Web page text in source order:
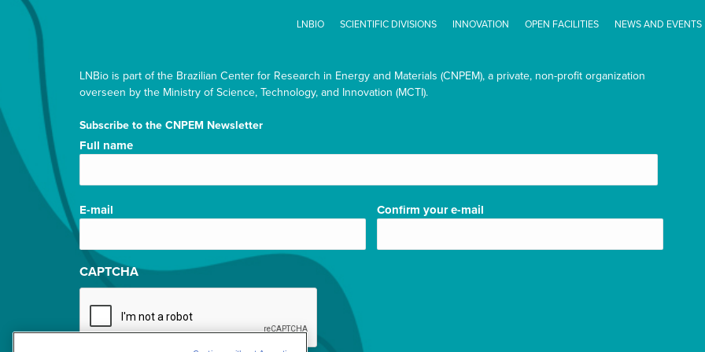
LNBIO SCIENTIFIC DIVISIONS INNOVATION OPEN FACILITIES NEWS AND EVENTS
LNBio is part of the Brazilian Center for Research in Energy and Materials (CNPEM), a private, non-profit organization
overseen by the Ministry of Science, Technology, and Innovation (MCTI).
Subscribe to the CNPEM Newsletter
Nome
completo/Full
name
Full name
E-
mail
E-mail Confirm your e-mail
CAPTCHA